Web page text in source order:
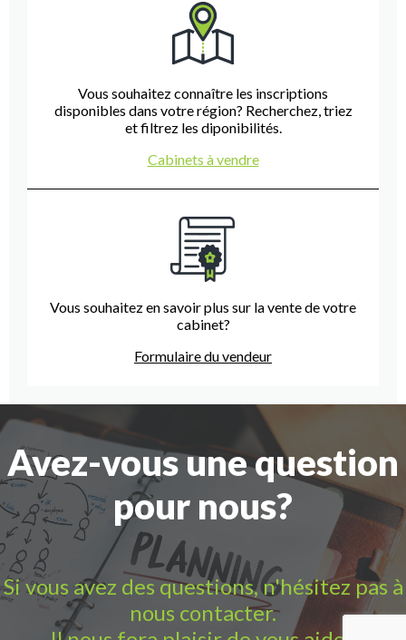
Vous souhaitez connaître les inscriptions
disponibles dans votre région? Recherchez, triez
et filtrez les diponibilités.
Cabinets à vendre
Vous souhaitez en savoir plus sur la vente de votre
cabinet?
Formulaire du vendeur
Avez-vous une question
pour nous?
Si vous avez des questions, n'hésitez pas à
nous contacter.